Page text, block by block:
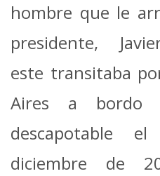
hombre que le
presidente,
este transitaba
Aires a bordo
descapotable
diciembre de